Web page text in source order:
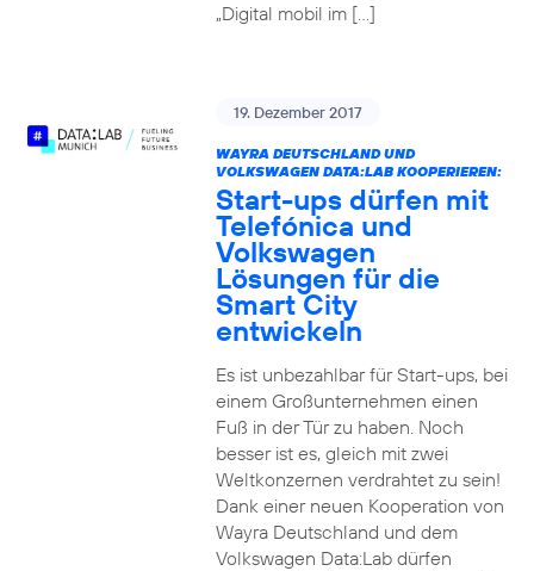
„Digital mobil im […]
19. Dezember 2017
WAYRA DEUTSCHLAND UND
VOLKSWAGEN DATA:LAB KOOPERIEREN:
Start-ups dürfen mit
Telefónica und
Volkswagen
Lösungen für die
Smart City
entwickeln
Es ist unbezahlbar für Start-ups, bei
einem Großunternehmen einen
Fuß in der Tür zu haben. Noch
besser ist es, gleich mit zwei
Weltkonzernen verdrahtet zu sein!
Dank einer neuen Kooperation von
Wayra Deutschland und dem
Volkswagen Data:Lab dürfen